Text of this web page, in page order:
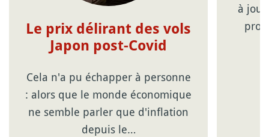
Le prix délirant des vols
Japon post-Covid
Cela n'a pu échapper à personne
: alors que le monde économique
ne semble parler que d'inflation
depuis le…
à